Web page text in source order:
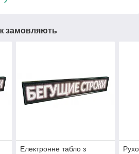
замовляють
Електронне табло з